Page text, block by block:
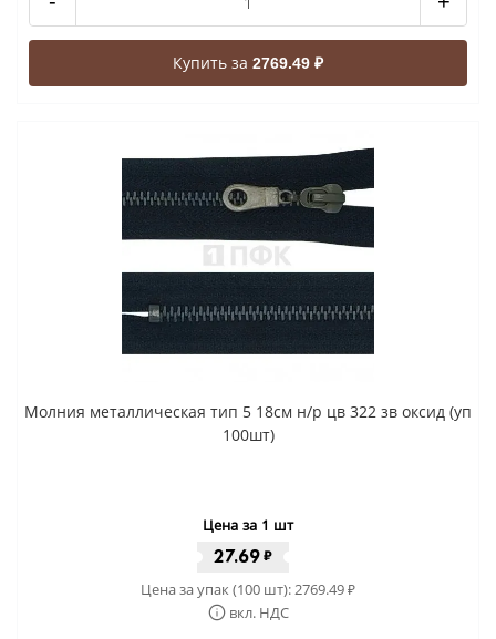
Купить за 2769.49 ₽
Молния металлическая тип 5 18см н/р цв 322 зв оксид (уп
100шт)
Цена за 1 шт
27.69 ₽
Цена за упак (100 шт):2769.49₽
вкл. НДС